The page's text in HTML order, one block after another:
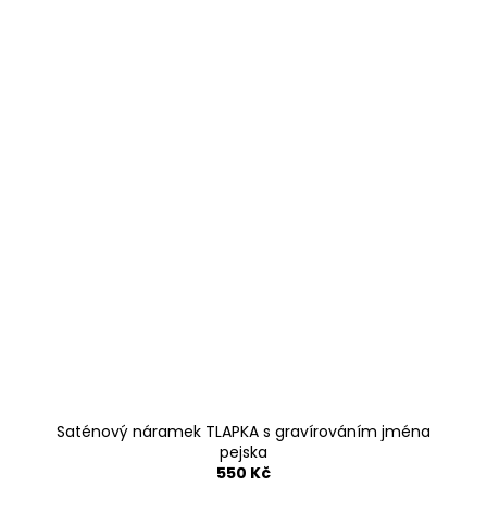
Saténový náramek TLAPKA s gravírováním jména
pejska
550 Kč